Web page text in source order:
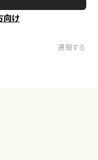
向け
通報する